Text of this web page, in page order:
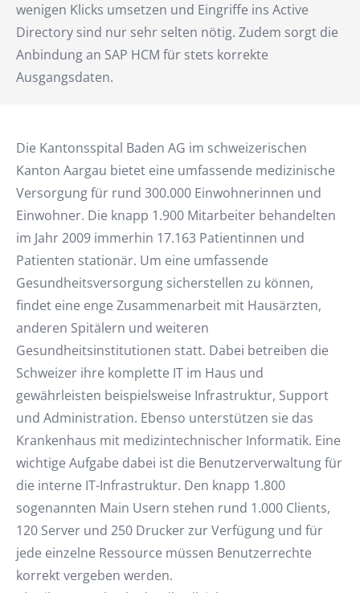
wenigen Klicks umsetzen und Eingriffe ins Active
Directory sind nur sehr selten nötig. Zudem sorgt die
Anbindung an SAP HCM für stets korrekte
Ausgangsdaten.
Die Kantonsspital Baden AG im schweizerischen
Kanton Aargau bietet eine umfassende medizinische
Versorgung für rund 300.000 Einwohnerinnen und
Einwohner. Die knapp 1.900 Mitarbeiter behandelten
im Jahr 2009 immerhin 17.163 Patientinnen und
Patienten stationär. Um eine umfassende
Gesundheitsversorgung sicherstellen zu können,
findet eine enge Zusammenarbeit mit Hausärzten,
anderen Spitälern und weiteren
Gesundheitsinstitutionen statt. Dabei betreiben die
Schweizer ihre komplette IT im Haus und
gewährleisten beispielsweise Infrastruktur, Support
und Administration. Ebenso unterstützen sie das
Krankenhaus mit medizintechnischer Informatik. Eine
wichtige Aufgabe dabei ist die Benutzerverwaltung für
die interne IT-Infrastruktur. Den knapp 1.800
sogenannten Main Usern stehen rund 1.000 Clients,
120 Server und 250 Drucker zur Verfügung und für
jede einzelne Ressource müssen Benutzerrechte
korrekt vergeben werden.